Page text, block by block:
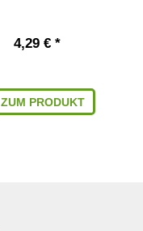
4,29 € *
ZUM PRODUKT